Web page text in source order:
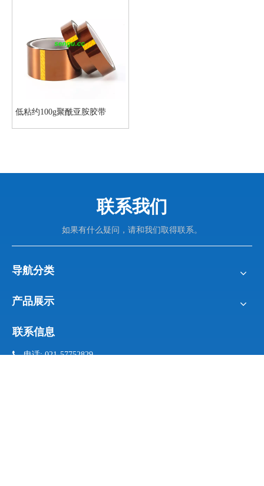
低粘约100g聚酰亚胺胶带
联系我们
如果有什么疑问，请和我们取得联系。
导航分类
产品展示
联系信息
电话: 021-57752829